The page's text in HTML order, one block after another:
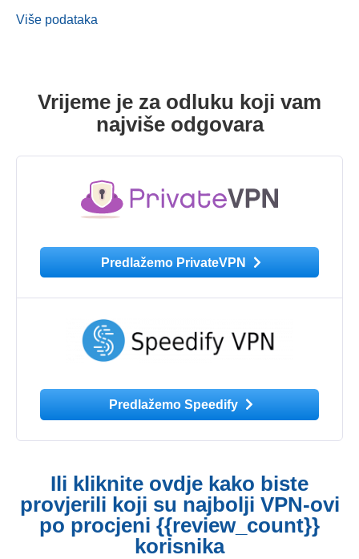
Više podataka
Vrijeme je za odluku koji vam
najviše odgovara
Predlažemo PrivateVPN
Predlažemo Speedify
Ili kliknite ovdje kako biste
provjerili koji su najbolji VPN-ovi
po procjeni {{review_count}}
korisnika